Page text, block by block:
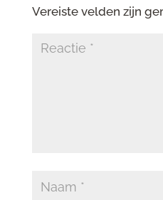
Vereiste velden zijn